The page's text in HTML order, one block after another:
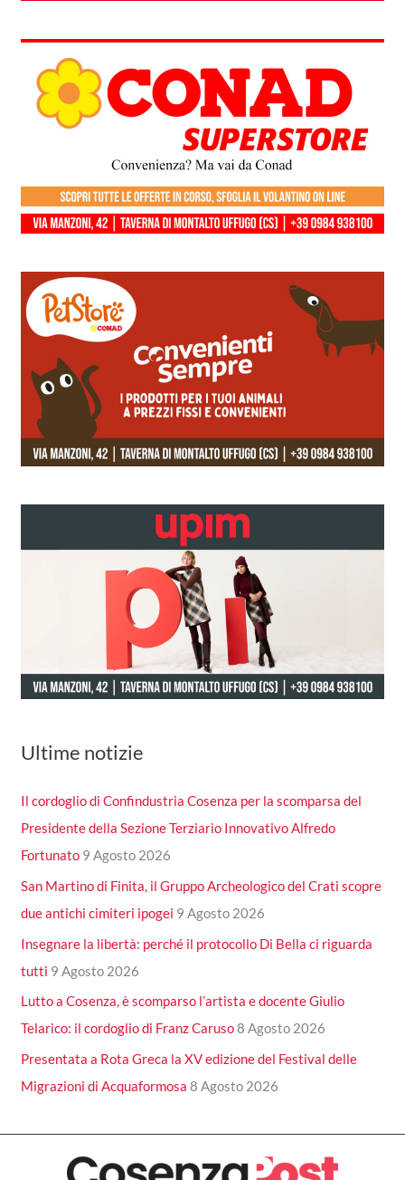
Ultime notizie
Il cordoglio di Confindustria Cosenza per la scomparsa del
Presidente della Sezione Terziario Innovativo Alfredo
Fortunato 9 Agosto 2026
San Martino di Finita, il Gruppo Archeologico del Crati scopre
due antichi cimiteri ipogei 9 Agosto 2026
Insegnare la libertà: perché il protocollo Di Bella ci riguarda
tutti 9 Agosto 2026
Lutto a Cosenza, è scomparso l’artista e docente Giulio
Telarico: il cordoglio di Franz Caruso8 Agosto 2026
Presentata a Rota Greca la XV edizione del Festival delle
Migrazioni di Acquaformosa 8 Agosto 2026